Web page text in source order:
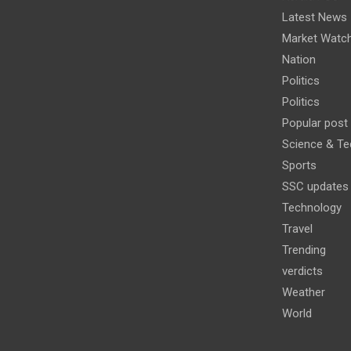
Latest News
Market
Nation
Politics
Politics
Popular post
Science &
Sports
SSC updates
Technology
Travel
Trending
verdicts
Weather
World